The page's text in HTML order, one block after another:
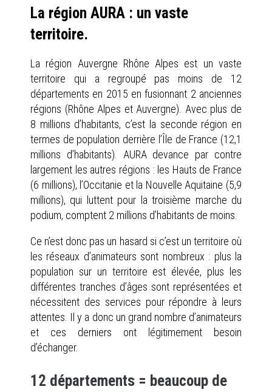
La région AURA : un vaste
territoire.
La région Auvergne Rhône Alpes est un vaste
territoire qui a regroupé pas moins de 12
départements en 2015 en fusionnant 2 anciennes
régions (Rhône Alpes et Auvergne). Avec plus de
8 millions d’habitants, c’est la seconde région en
termes de population derrière l’Île de France (12,1
millions d’habitants). AURA devance par contre
largement les autres régions : les Hauts de France
(6 millions), l’Occitanie et la Nouvelle Aquitaine (5,9
millions), qui luttent pour la troisième marche du
podium, comptent 2 millions d’habitants de moins.
Ce n’est donc pas un hasard si c’est un territoire où
les réseaux d’animateurs sont nombreux : plus la
population sur un territoire est élevée, plus les
différentes tranches d’âges sont représentées et
nécessitent des services pour répondre à leurs
attentes. Il y a donc un grand nombre d’animateurs
et ces derniers ont légitimement besoin
d’échanger.
12 départements = beaucoup de